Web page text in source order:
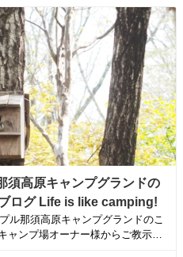
須高原キャンプグランドの
ログ Life is like camping!
ル那須高原キャンプグランドのこ
ャンプ場オーナー様からご教示い